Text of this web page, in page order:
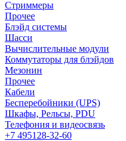
Стриммеры
Прочее
Блэйд системы
Шасси
Вычислительные модули
Коммутаторы для блэйдов
Мезонин
Прочее
Кабели
Бесперебойники (UPS)
Шкафы, Рельсы, PDU
Телефония и видеосвязь
+7 495128-32-60